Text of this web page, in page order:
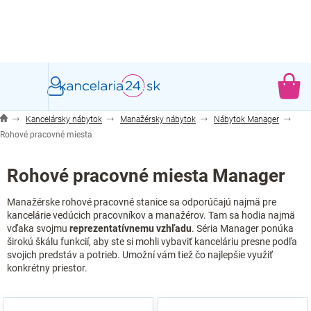
Kancelársky nábytok Manažérsky nábytok
Nábytok Manager
Rohové pracovné miesta
Rohové pracovné miesta Manager
Manažérske rohové pracovné stanice sa odporúčajú najmä pre
kancelárie vedúcich pracovníkov a manažérov. Tam sa hodia najmä
vďaka svojmu reprezentatívnemu vzhľadu. Séria Manager ponúka
širokú škálu funkcií, aby ste si mohli vybaviť kanceláriu presne podľa
svojich predstáv a potrieb. Umožní vám tiež čo najlepšie využiť
konkrétny priestor.